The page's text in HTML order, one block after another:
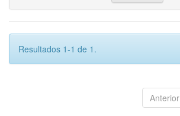
Resultados 1-1 de 1.
Anterior